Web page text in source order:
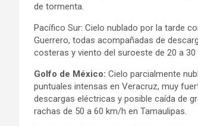
de tormenta.
Pacífico Sur: Cielo nublado por la tarde
Guerrero, todas acompañadas de
costeras y viento del suroeste de 20 a
Golfo de México: Cielo parcialmente
puntuales intensas en Veracruz, muy
descargas eléctricas y posible caída de
rachas de 50 a 60 km/h en Tamaulipas.